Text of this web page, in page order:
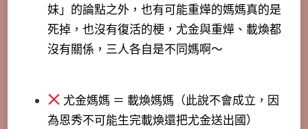
妹」的論點之外，也有可能重燁的媽媽真的是
死掉，也沒有復活的梗，尤金與重燁、載煥都
沒有關係，三人各自是不同媽啊～
尤金媽媽 ＝ 載煥媽媽（此說不會成立，因
為恩秀不可能生完載煥還把尤金送出國）